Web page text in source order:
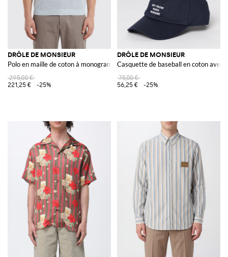
DRÔLE DE MONSIEUR
Polo en maille de coton à monogramme
295,00 €
221,25 €
-25%
DRÔLE DE MONSIEUR
Casquette de baseball en coton avec
75,00 €
56,25 €
-25%